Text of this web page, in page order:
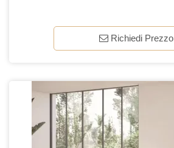
Richiedi Prezzo